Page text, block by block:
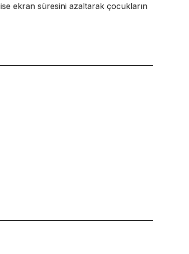
ekran süresini azaltarak çocukların